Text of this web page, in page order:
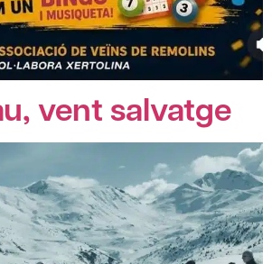
vent salvatge